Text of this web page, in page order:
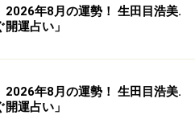
2026年8月の運勢！ 生田目浩美.
運占い」
2026年8月の運勢！ 生田目浩美.
運占い」